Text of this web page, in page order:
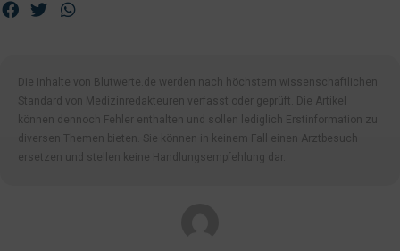
Die Inhalte von Blutwerte.de werden nach höchstem wissenschaftlichen
Standard von Medizinredakteuren verfasst oder geprüft. Die Artikel
können dennoch Fehler enthalten und sollen lediglich Erstinformation zu
diversen Themen bieten. Sie können in keinem Fall einen Arztbesuch
ersetzen und stellen keine Handlungsempfehlung dar.